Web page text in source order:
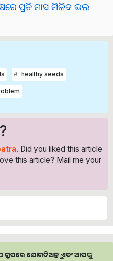
ପ୍ରତି ମାସ ମିଳିବ ଭଲ
healthy seeds
. Did you liked this article
this article? Mail me your
ଗ୍ରୁପରେ ଯୋଗଦିଅନ୍ତୁ ଏବଂ ଆପଙ୍କୁ